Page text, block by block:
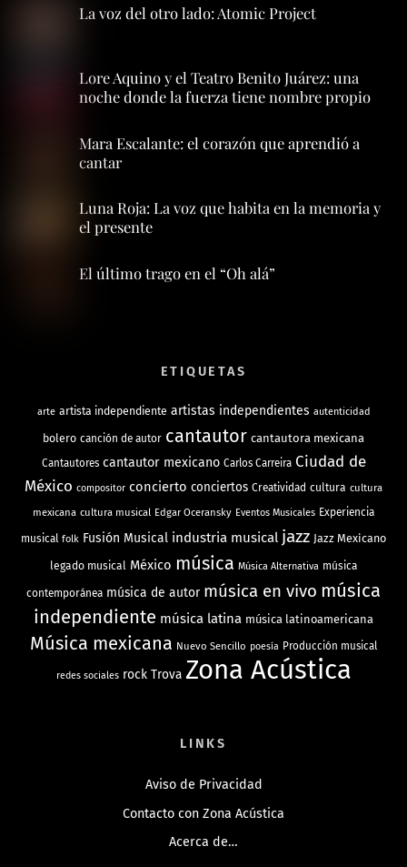
La voz del otro lado: Atomic Project
Lore Aquino y el Teatro Benito Juárez: una
noche donde la fuerza tiene nombre propio
Mara Escalante: el corazón que aprendió a
cantar
Luna Roja: La voz que habita en la memoria y
el presente
El último trago en el “Oh alá”
ETIQUETAS
arte artista independiente artistas independientes autenticidad
bolero canción de autor cantautor cantautora mexicana
Cantautores cantautor mexicano Carlos Carreira Ciudad de
México compositor concierto conciertos Creatividad cultura cultura
mexicana cultura musical Edgar Oceransky Eventos Musicales Experiencia
musical folk Fusión Musical industria musical jazz Jazz Mexicano
legado musical México música Música Alternativa música
contemporánea música de autor música en vivo música
independiente música latina música latinoamericana
Música mexicana Nuevo Sencillo poesía Producción musical
redes sociales rock Trova Zona Acústica
LINKS
Aviso de Privacidad
Contacto con Zona Acústica
Acerca de…